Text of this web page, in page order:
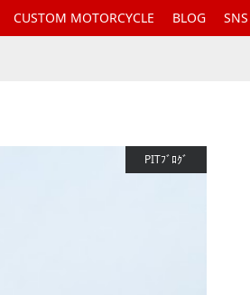
CUSTOM MOTORCYCLE BLOG SNS
PITﾌﾞﾛｸﾞ